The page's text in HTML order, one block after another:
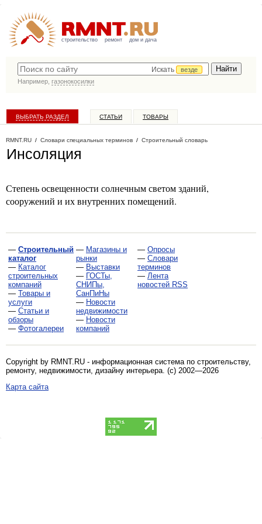
строительство ремонт дом и дача
Искать
везде
Например, газонокосилки
ВЫБРАТЬ РАЗДЕЛ СТАТЬИ ТОВАРЫ
RMNT.RU / Словари специальных терминов / Строительный словарь
Инсоляция
Степень освещенности солнечным светом зданий,
сооружений и их внутренних помещений.
— Строительный
каталог
— Каталог
строительных
компаний
— Товары и
услуги
— Статьи и
обзоры
— Фотогалереи
— Магазины и
рынки
— Выставки
— ГОСТы,
СНИПы,
СанПиНы
— Новости
недвижимости
— Новости
компаний
— Опросы
— Словари
терминов
— Лента
новостей RSS
Copyright by RMNT.RU - информационная система по строительству,
ремонту, недвижимости, дизайну интерьера. (c) 2002—2026
Карта сайта